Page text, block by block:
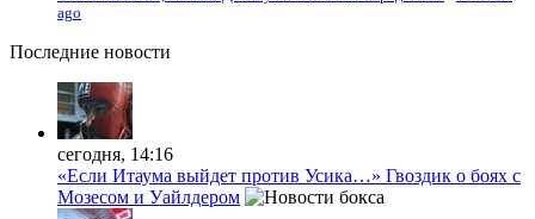
ago
Последние новости
сегодня, 14:16
«Если Итаума выйдет против Усика…» Гвоздик о боях с
Мозесом и Уайлдером